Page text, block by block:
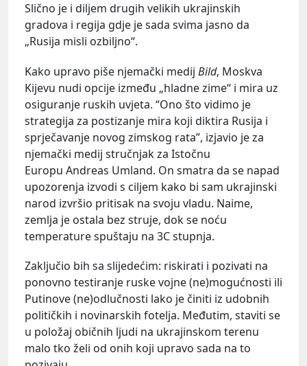
Slično je i diljem drugih velikih ukrajinskih
gradova i regija gdje je sada svima jasno da
„Rusija misli ozbiljno“.
Kako upravo piše njemački medij Bild, Moskva
Kijevu nudi opcije između „hladne zime“ i mira uz
osiguranje ruskih uvjeta. “Ono što vidimo je
strategija za postizanje mira koji diktira Rusija i
sprječavanje novog zimskog rata”, izjavio je za
njemački medij stručnjak za Istočnu
Europu Andreas Umland. On smatra da se napad
upozorenja izvodi s ciljem kako bi sam ukrajinski
narod izvršio pritisak na svoju vladu. Naime,
zemlja je ostala bez struje, dok se noću
temperature spuštaju na 3C stupnja.
Zaključio bih sa slijedećim: riskirati i pozivati na
ponovno testiranje ruske vojne (ne)mogućnosti ili
Putinove (ne)odlučnosti lako je činiti iz udobnih
političkih i novinarskih fotelja. Međutim, staviti se
u položaj običnih ljudi na ukrajinskom terenu
malo tko želi od onih koji upravo sada na to